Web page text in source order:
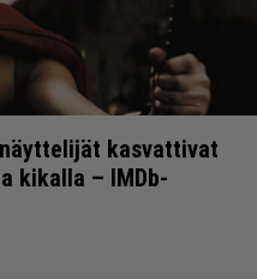
kasvattivat
kikalla – IMDb-